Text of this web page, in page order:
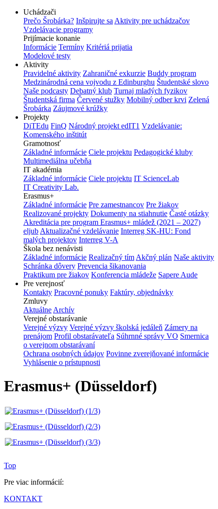
Uchádzači
Prečo Šrobárka? Inšpirujte sa Aktivity pre uchádzačov
Vzdelávacie programy
Prijímacie konanie
Informácie Termíny Kritériá prijatia
Modelové testy
Aktivity
Pravidelné aktivity Zahraničné exkurzie Buddy program
Medzinárodná cena vojvodu z Edinburghu Študentské slovo
Naše podcasty Debatný klub Turnaj mladých fyzikov
Študentská firma Červené stužky Mobilný odber krvi Zelená
Šrobárka Záujmové krúžky
Projekty
DiTEdu FinQ Národný projekt edIT1 Vzdelávanie:
Komenského inštitút
Gramotnosť
Základné informácie Ciele projektu Pedagogické kluby
Multimediálna učebňa
IT akadémia
Základné informácie Ciele projektu IT ScienceLab
IT Creativity Lab.
Erasmus+
Základné informácie Pre zamestnancov Pre žiakov
Realizované projekty Dokumenty na stiahnutie Časté otázky
Akreditácia pre program Erasmus+ mládež (2021 – 2027)
eljub Aktualizačné vzdelávanie Interreg SK-HU: Fond
malých projektov Interreg V-A
Škola bez nenávisti
Základné informácie Realizačný tím Akčný plán Naše aktivity
Schránka dôvery Prevencia šikanovania
Praktikum pre žiakov Konferencia mládeže Sapere Aude
Pre verejnosť
Kontakty Pracovné ponuky Faktúry, objednávky
Zmluvy
Aktuálne Archív
Verejné obstarávanie
Verejné výzvy Verejné výzvy školská jedáleň Zámery na
prenájom Profil obstarávateľa Súhrnné správy VO Smernica
o verejnom obstarávaní
Ochrana osobných údajov Povinne zverejňované informácie
Vyhlásenie o prístupnosti
Erasmus+ (Düsseldorf)
Top
Pre viac informácií:
KONTAKT